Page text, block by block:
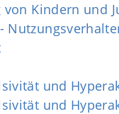
Kindern und
und
und